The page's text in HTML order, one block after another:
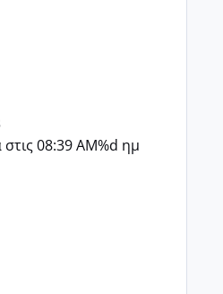
08:39 AM%d ημ